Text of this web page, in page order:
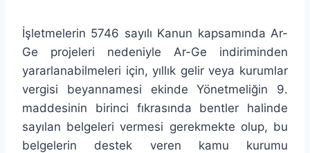
İşletmelerin 5746 sayılı Kanun kapsamında Ar-
Ge projeleri nedeniyle Ar-Ge indiriminden
yararlanabilmeleri için, yıllık gelir veya kurumlar
vergisi beyannamesi ekinde Yönetmeliğin 9.
maddesinin birinci fıkrasında bentler halinde
sayılan belgeleri vermesi gerekmekte olup, bu
belgelerin destek veren kamu kurumu